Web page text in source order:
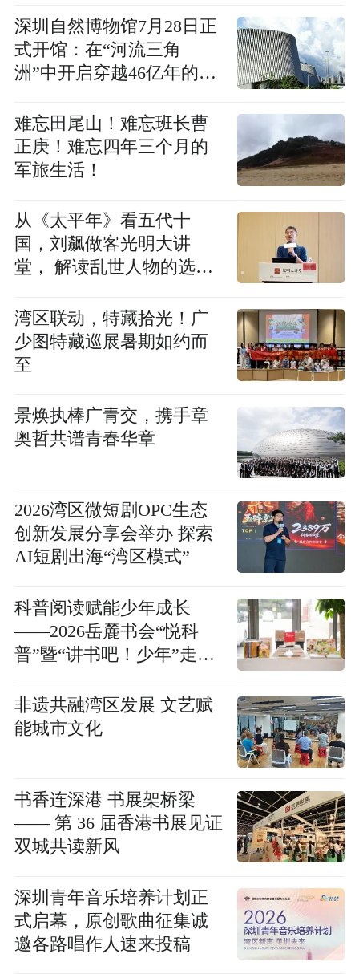
深圳自然博物馆7月28日正
式开馆：在“河流三角
洲”中开启穿越46亿年的自
难忘田尾山！难忘班长曹
正庚！难忘四年三个月的
军旅生活！
从《太平年》看五代十
国，刘飙做客光明大讲
堂， 解读乱世人物的选择
湾区联动，特藏拾光！广
少图特藏巡展暑期如约而
至
景焕执棒广青交，携手章
奥哲共谱青春华章
2026湾区微短剧OPC生态
创新发展分享会举办 探索
AI短剧出海“湾区模式”
科普阅读赋能少年成长
——2026岳麓书会“悦科
普”暨“讲书吧！少年”走进
非遗共融湾区发展 文艺赋
能城市文化
书香连深港 书展架桥梁
—— 第 36 届香港书展见证
双城共读新风
深圳青年音乐培养计划正
式启幕，原创歌曲征集诚
邀各路唱作人速来投稿